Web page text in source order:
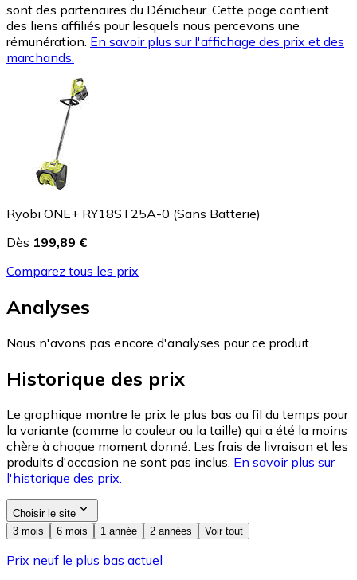
sont des partenaires du Dénicheur. Cette page contient
des liens affiliés pour lesquels nous percevons une
rémunération. En savoir plus sur l'affichage des prix et des
marchands.
Ryobi ONE+ RY18ST25A-0 (Sans Batterie)
Dès 199,89 €
Comparez tous les prix
Analyses
Nous n'avons pas encore d'analyses pour ce produit.
Historique des prix
Le graphique montre le prix le plus bas au fil du temps pour
la variante (comme la couleur ou la taille) qui a été la moins
chère à chaque moment donné. Les frais de livraison et les
produits d'occasion ne sont pas inclus. En savoir plus sur
l'historique des prix.
Choisir le site
3 mois
6 mois 1 année 2 années Voir tout
Prix neuf le plus bas actuel